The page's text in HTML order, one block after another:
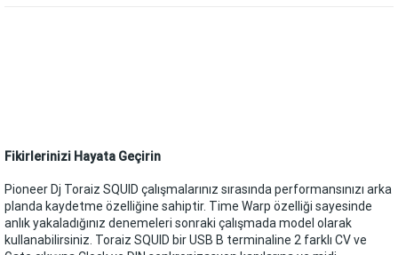
Fikirlerinizi Hayata Geçirin
Pioneer Dj Toraiz SQUID çalışmalarınız sırasında performansınızı arka
planda kaydetme özelliğine sahiptir. Time Warp özelliği sayesinde
anlık yakaladığınız denemeleri sonraki çalışmada model olarak
kullanabilirsiniz. Toraiz SQUID bir USB B terminaline 2 farklı CV ve